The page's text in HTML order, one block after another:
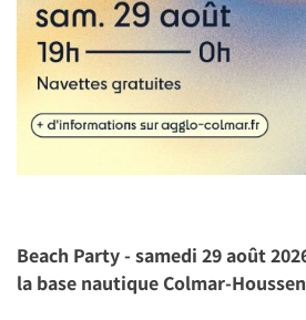
Beach Party - samedi 29 août
la base nautique Colmar-